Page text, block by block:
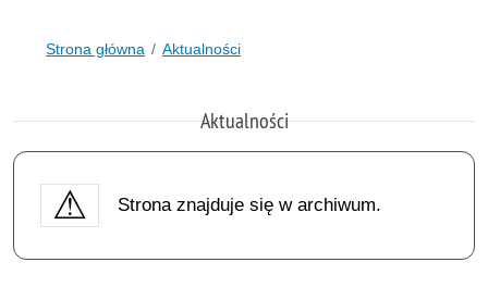
Strona główna Aktualności
Aktualności
Strona znajduje się w archiwum.